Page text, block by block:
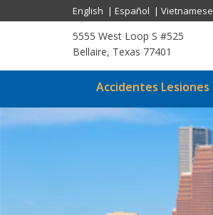
English | Español | Vietnamese
5555 West Loop S #525
Bellaire, Texas 77401
Accidentes Lesiones